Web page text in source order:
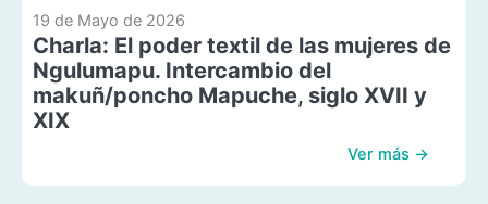
19 de Mayo de 2026
Charla: El poder textil de las mujeres de
Ngulumapu. Intercambio del
makuñ/poncho Mapuche, siglo XVII y
XIX
Ver más →